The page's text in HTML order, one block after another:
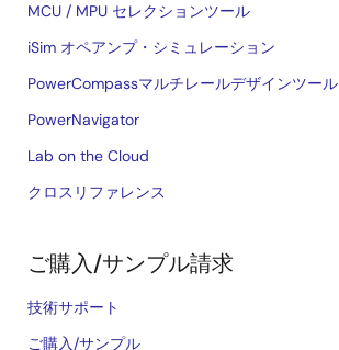
MCU / MPU セレクションツール
iSim オペアンプ・シミュレーション
PowerCompassマルチレールデザインツール
PowerNavigator
Lab on the Cloud
クロスリファレンス
ご購入/サンプル請求
技術サポート
ご購入/サンプル